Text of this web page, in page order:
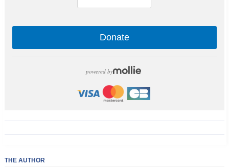
Donate
powered by
THE AUTHOR